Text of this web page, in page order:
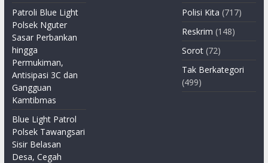
Patroli Blue Light
Polsek Nguter
Sasar Perbankan
hingga
Permukiman,
Antisipasi 3C dan
Gangguan
Kamtibmas
Blue Light Patrol
Polsek Tawangsari
Sisir Belasan
Desa, Cegah
Polisi Kita (717)
Reskrim (148)
Sorot (72)
Tak Berkategori
(499)